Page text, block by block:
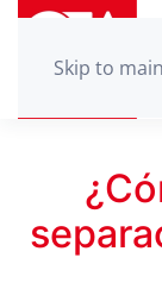
Skip to